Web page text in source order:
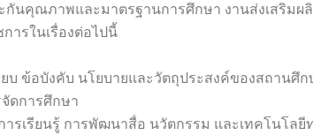
นคุณภาพและมาตรฐานการศึกษา งานส่งเสริมผ
ารในเรื่องต่อไปนี้
บ ข้อบังคับ นโยบายและวัตถุประสงค์ของสถานศึก
ดการศึกษา
เรียนรู้ การพัฒนาสื่อ นวัตกรรม และเทคโนโลยี